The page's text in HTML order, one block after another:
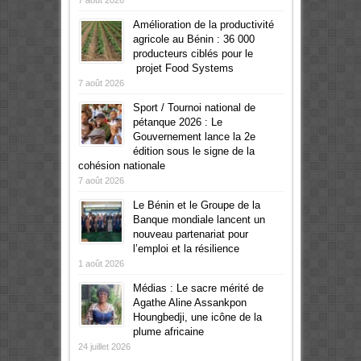
Amélioration de la productivité
agricole au Bénin : 36 000
producteurs ciblés pour le
projet Food Systems
7 août 2026
Sport / Tournoi national de
pétanque 2026 : Le
Gouvernement lance la 2e
édition sous le signe de la
cohésion nationale
7 août 2026
Le Bénin et le Groupe de la
Banque mondiale lancent un
nouveau partenariat pour
l’emploi et la résilience
1 août 2026
Médias : Le sacre mérité de
Agathe Aline Assankpon
Houngbedji, une icône de la
plume africaine
24 juillet 2026